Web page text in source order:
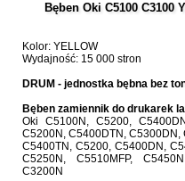
Bęben Oki C5100 C3100
Kolor: YELLOW
Wydajność: 15 000 stron
DRUM - jednostka bębna bez
Bęben zamiennik do drukarek
Oki C5100N, C5200,
C5200N, C5400DTN,
C5400TN, C5200, C5400DN,
C5250N, C5510MFP,
C3200N